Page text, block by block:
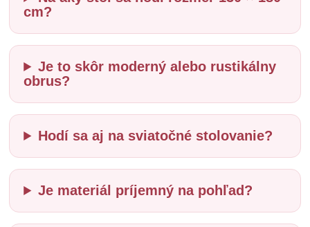
cm?
Je to skôr moderný alebo rustikálny
obrus?
Hodí sa aj na sviatočné stolovanie?
Je materiál príjemný na pohľad?